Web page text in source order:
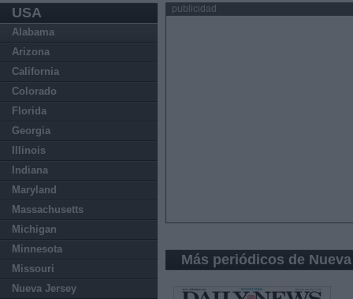
USA
Alabama
Arizona
California
Colorado
Florida
Georgia
Illinois
Indiana
Maryland
Massachusetts
Michigan
Minnesota
Missouri
Nueva Jersey
publicidad
Más periódicos de